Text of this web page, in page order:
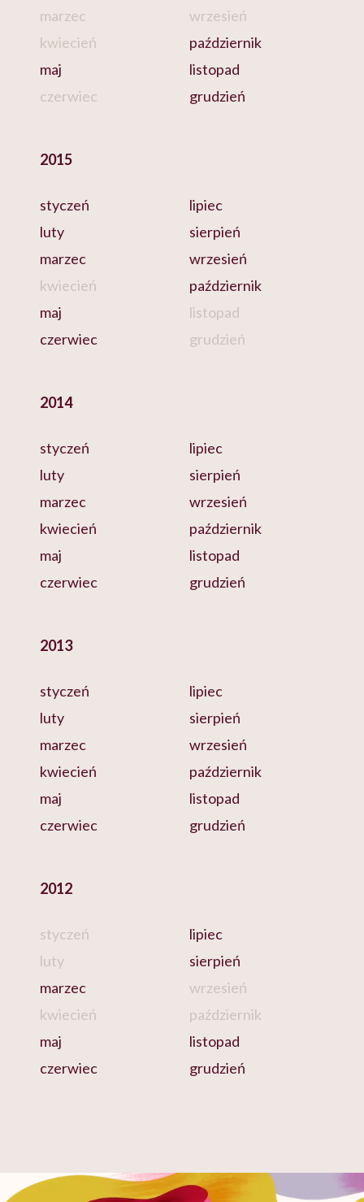
marzec
kwiecień
maj
czerwiec
wrzesień
październik
listopad
grudzień
2015
styczeń
luty
marzec
kwiecień
maj
czerwiec
lipiec
sierpień
wrzesień
październik
listopad
grudzień
2014
styczeń
luty
marzec
kwiecień
maj
czerwiec
lipiec
sierpień
wrzesień
październik
listopad
grudzień
2013
styczeń
luty
marzec
kwiecień
maj
czerwiec
lipiec
sierpień
wrzesień
październik
listopad
grudzień
2012
styczeń
luty
marzec
kwiecień
maj
czerwiec
lipiec
sierpień
wrzesień
październik
listopad
grudzień